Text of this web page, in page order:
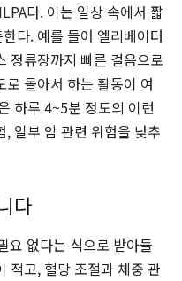
다. 이는 일상 속에서 짧
다. 예를 들어 엘리베이터
정류장까지 빠른 걸음으로
몰아서 하는 활동이 여
하루 4~5분 정도의 이런
일부 암 관련 위험을 낮추
다
요 없다는 식으로 받아들
적고, 혈당 조절과 체중 관